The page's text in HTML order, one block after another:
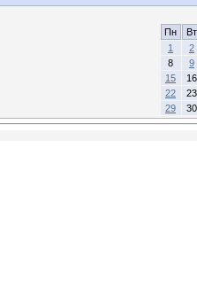
Пн
Вт
1
2
8
9
15
16
22
23
29
30